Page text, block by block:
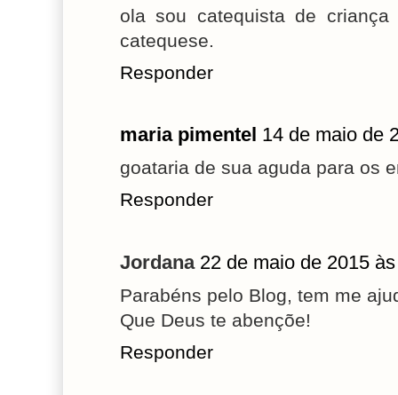
ola sou catequista de
catequese.
Responder
maria pimentel 14 de maio de
goataria de sua aguda para os
Responder
Jordana 22 de maio de 2015
Parabéns pelo Blog, tem me
Que Deus te abençõe!
Responder